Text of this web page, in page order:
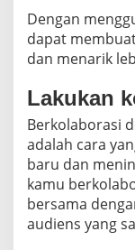
Dengan
dapat
dan menarik
Lakukan
Berkolaborasi
adalah cara
baru dan
kamu
bersama
audiens yang